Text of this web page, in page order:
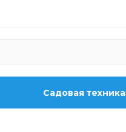
Садовая техника